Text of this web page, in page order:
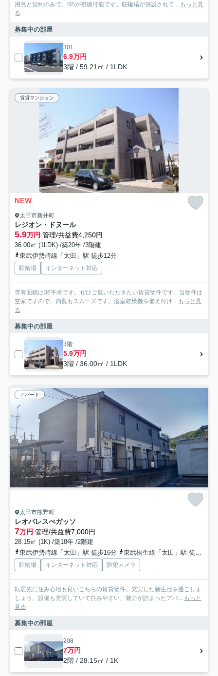
用意と契約のみで、BSが視聴可能です。駐輪場が併設されて... もっと見
る
募集中の部屋
301
6.9万円
3階 / 59.21㎡ / 1LDK
賃貸マンション
NEW
太田市新井町
レジオン・ドヌール
5.9万円 管理/共益費4,250円
36.00㎡ (1LDK) /築20年 /3階建
東武伊勢崎線「太田」駅 徒歩12分
駐輪場 インターネット対応
専有面積は36平米です。ぜひご覧いただきたい賃貸物件です。当物件は
空家ですので、内覧もスムーズです。浴室乾燥機を備え付け... もっと見
る
募集中の部屋
3階
5.9万円
3階 / 36.00㎡ / 1LDK
アパート
太田市熊野町
レオパレスぺガッソ
7万円 管理/共益費7,000円
28.15㎡ (1K) /築18年 /2階建
東武伊勢崎線「太田」駅 徒歩16分
東武桐生線「太田」駅 徒歩16分
駐輪場 インターネット対応 防犯カメラ
転居先に住み心地も良いこちらの賃貸物件。充実した新生活を過ごしま
しょう。設備も充実していて住みやすい、魅力が詰まったアパ... もっと
見る
募集中の部屋
208
7万円
2階 / 28.15㎡ / 1K